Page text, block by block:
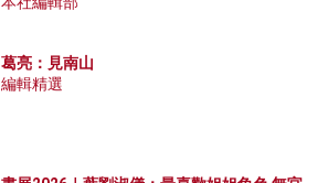
葛亮：見南山
編輯精選